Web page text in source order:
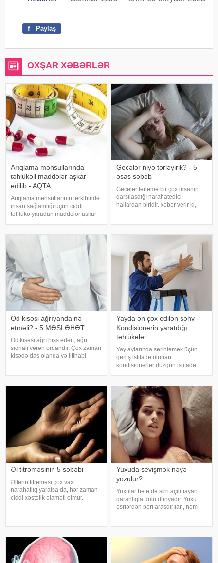
f Paylaş
OXŞAR XƏBƏRLƏR
Arıqlama məhsullarında
təhlükəli maddələr aşkar
edilib - AQTA
Arıqlama məhsullarının tərkibində
insan sağlamlığı üçün ciddi
təhlükə yaradan maddələr aşkar
Təhlükəsizliyi Agentliyinin (AQTA)
Qida təhlükəsizliyi şöbəsinin
Gecələr niyə tərləyirik? - 5
əsas səbəb
Gecələr tərləmə bir çox insanın
qarşılaşdığı narahatedici
hallardan biridir. xəbər verir ki,
sağlamlıq problemlərinin əlamət
Öd kisəsi ağrıyanda nə
etməli? - 5 MƏSLƏHƏT
Öd kisəsi ağrı hiss edən, ağrı
siqnalı verən orqandır. Çox zaman
kisədə daş olanda və iltihabi
bu zaman hətta ağrıkəsic
Yayda ən çox edilən səhv -
Kondisionerin yaratdığı
təhlükələr
Yay aylarında sərinləmək üçün
geniş istifadə olunan
kondisionerlər düzgün istifadə
xəbər verir ki, ani temperatur
dəyişiklikləri, quru hava və
baxımsız kondisionerlərd
Əl titrəməsinin 5 səbəbi
Əllərin titrəməsi çox vaxt
narahatlıq yaratsa da, hər zaman
ciddi xəstəlik əlaməti olmur.
Yuxuda sevişmək nəyə
yozulur?
Yuxular hələ də sirri açılmayan
qaranlıqla dolu dünyadır. Yuxu
əsrlərdən bəri araşdırılan, həm
rəngarəng yuxular bəzən də